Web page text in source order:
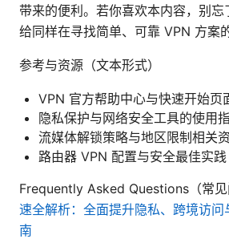
带来的便利。若你喜欢本内容，别
给同样在寻找简单、可靠 VPN 方案
参考与资源（文本形式）
VPN 官方帮助中心与快速开始页
隐私保护与网络安全工具的使用
流媒体解锁策略与地区限制相关
路由器 VPN 配置与安全最佳实践
Frequently Asked Questions（常见
速全解析：全面提升隐私、跨境访
南